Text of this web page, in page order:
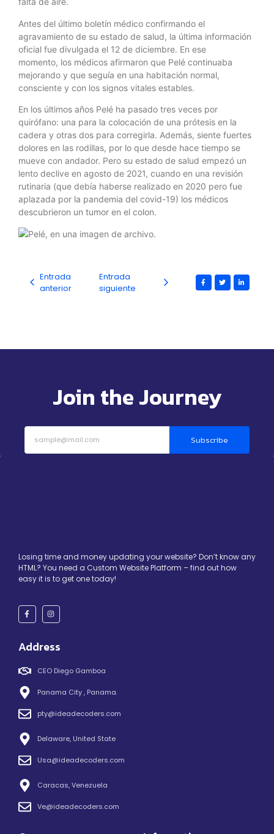
Antes del último boletín médico confirmando el
agravamiento de su estado de salud, la última información
oficial fue divulgada el 12 de diciembre. En ese
momento, los médicos afirmaron que Pelé continuaba
mejorando y que seguía en una habitación normal,
consciente y con los signos vitales estables.
En los últimos años Pelé ha pasado tres veces por
quirófano: una para la colocación de una prótesis en la
cadera y otras dos para corregirla. Además, siente fuertes
dolores en las rodillas, por lo que desde hace tiempo se
mueve con andador. Pero su estado de salud empezó un
lento declive en agosto de 2021, cuando en una revisión
rutinaria (que debía haberse realizado en 2020 pero fue
aplazada por la pandemia del covid-19) los médicos
descubrieron un tumor en el colon.
Entrada
anterior
Entrada
siguiente
Join the Journey
Subscribe
Losing time and money updating your website? Don’t know any
HTML? You need a Custom Website Platform – find out how
easy it is to get one today!
Address
CEO Diego Gamboa
Panama City , Panama.
pty@ideadecoders.com
Delaware, United State
Usa@ideadecoders.com
Caracas, Venezuela
Ve@ideadecoders.com